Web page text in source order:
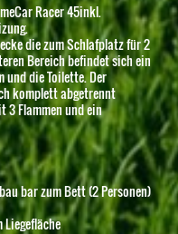
Racer 45inkl.
die zum Schlafplatz für 2
Bereich befindet sich ein
die Toilette. Der
komplett abgetrennt
3 Flammen und ein
bar zum Bett (2 Personen)